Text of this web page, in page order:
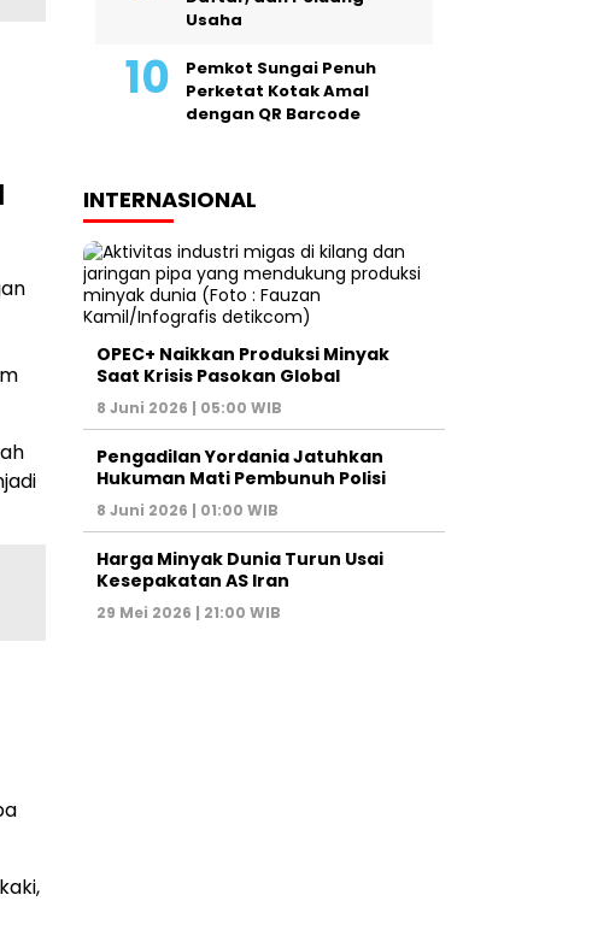
Usaha
Pemkot Sungai Penuh
Perketat Kotak Amal
dengan QR Barcode
INTERNASIONAL
OPEC+ Naikkan Produksi Minyak
Saat Krisis Pasokan Global
8 Juni 2026 | 05:00 WIB
Pengadilan Yordania Jatuhkan
Hukuman Mati Pembunuh Polisi
8 Juni 2026 | 01:00 WIB
Harga Minyak Dunia Turun Usai
Kesepakatan AS Iran
29 Mei 2026 | 21:00 WIB